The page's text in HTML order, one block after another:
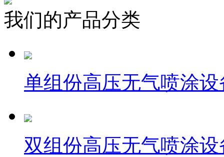
我们的产品分类
单组份高压无气喷涂设
双组份高压无气喷涂设